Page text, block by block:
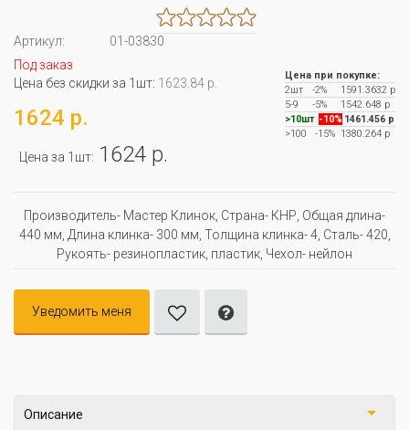
Артикул:
01-03830
Под заказ
Цена без скидки за 1шт: 1623.84 р.
1624 р.
Цена за 1шт: 1624 р.
Цена при покупке:
2шт
-2%
1591.3632 р
5-9
-5%
1542.648 р
>10шт -10% 1461.456 р
>100
-15% 1380.264 р
Производитель- Мастер Клинок, Страна- КНР, Oбщая длина-
440 мм, Длина клинка- 300 мм, Толщина клинка- 4, Сталь- 420,
Рукоять- резинопластик, пластик, Чехол- нейлон
Уведомить меня
Описание